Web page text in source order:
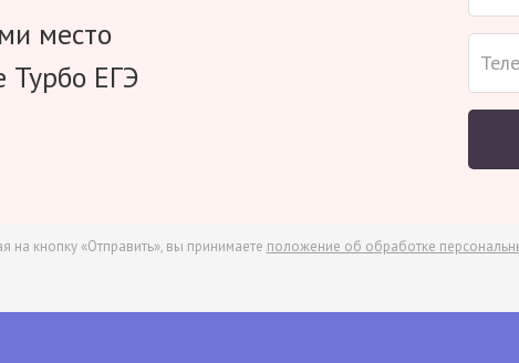
место
Турбо ЕГЭ
на кнопку «Отправить», вы принимаете положение об обработке